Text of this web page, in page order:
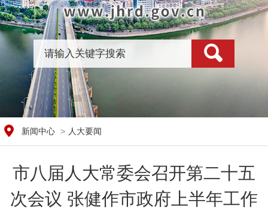
新闻中心 > 人大要闻
市八届人大常委会召开第二十五
次会议 张健作市政府上半年工作